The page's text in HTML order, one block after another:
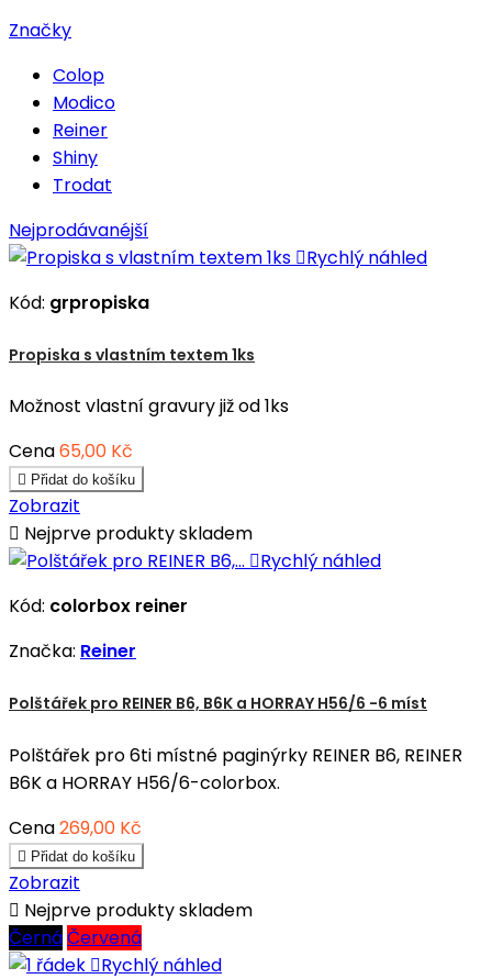
Značky
Colop
Modico
Reiner
Shiny
Trodat
Nejprodávanéjší
Rychlý náhled
Kód: grpropiska
Propiska s vlastním textem 1ks
Možnost vlastní gravury již od 1ks
Cena65,00 Kč
 Přidat do košíku
Zobrazit
 Nejprve produkty skladem
Rychlý náhled
Kód: colorbox reiner
Značka: Reiner
Polštářek pro REINER B6, B6K a HORRAY H56/6 -6 míst
Polštářek pro 6ti místné paginýrky REINER B6, REINER
B6K a HORRAY H56/6-colorbox.
Cena269,00 Kč
 Přidat do košíku
Zobrazit
 Nejprve produkty skladem
ČernáČervená
Rychlý náhled